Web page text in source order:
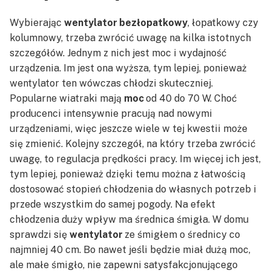
Wybierając wentylator bezłopatkowy, łopatkowy czy
kolumnowy, trzeba zwrócić uwagę na kilka istotnych
szczegółów. Jednym z nich jest moc i wydajność
urządzenia. Im jest ona wyższa, tym lepiej, ponieważ
wentylator ten wówczas chłodzi skuteczniej.
Popularne wiatraki mają mocod 40 do 70 W. Choć
producenci intensywnie pracują nad nowymi
urządzeniami, więc jeszcze wiele w tej kwestii może
się zmienić. Kolejny szczegół, na który trzeba zwrócić
uwagę, to regulacja prędkości pracy. Im więcej ich jest,
tym lepiej, ponieważ dzięki temu można z łatwością
dostosować stopień chłodzenia do własnych potrzeb i
przede wszystkim do samej pogody. Na efekt
chłodzenia duży wpływ ma średnica śmigła. W domu
sprawdzi się wentylator ze śmigłem o średnicy co
najmniej 40 cm. Bo nawet jeśli będzie miał dużą moc,
ale małe śmigło, nie zapewni satysfakcjonującego